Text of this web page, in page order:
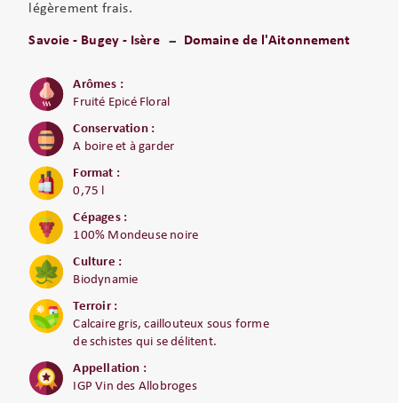
légèrement frais.
Savoie - Bugey - Isère Domaine de l'Aitonnement
Arômes :
Fruité Epicé Floral
Conservation :
A boire et à garder
Format :
0,75 l
Cépages :
100% Mondeuse noire
Culture :
Biodynamie
Terroir :
Calcaire gris, caillouteux sous forme
de schistes qui se délitent.
Appellation :
IGP Vin des Allobroges